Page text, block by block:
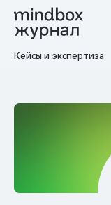
Кейсы и экспертиза